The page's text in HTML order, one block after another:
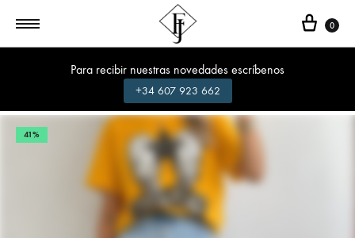
Para recibir nuestras novedades escríbenos
+34 607 923 662
Cesta
0
41%